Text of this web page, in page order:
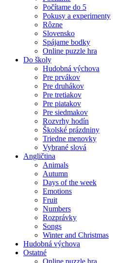
Počítame do 5
Pokusy a experimenty
Rôzne
Slovensko
Spájame bodky
Online puzzle hra
Do školy
Hudobná výchova
Pre prvákov
Pre druhákov
Pre tretiakov
Pre piatakov
Pre siedmakov
Rozvrhy hodín
Školské prázdniny
Triedne menovky
Vybrané slová
Angličtina
Animals
Autumn
Days of the week
Emotions
Fruit
Numbers
Rozprávky
Songs
Winter and Christmas
Hudobná výchova
Ostatné
Online puzzle hra